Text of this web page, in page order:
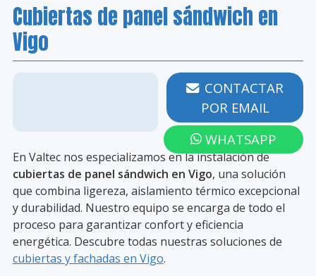
Cubiertas de panel sándwich en
Vigo
986 203 258
CONTACTAR
POR EMAIL
WHATSAPP
En Valtec nos especializamos en la instalación de
cubiertas de panel sándwich en Vigo, una solución
que combina ligereza, aislamiento térmico excepcional
y durabilidad. Nuestro equipo se encarga de todo el
proceso para garantizar confort y eficiencia
energética. Descubre todas nuestras soluciones de
cubiertas y fachadas en Vigo.